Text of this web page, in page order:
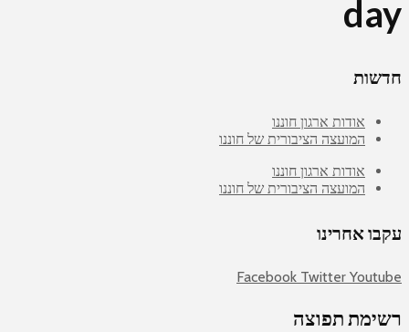
day
חדשות
אודות ארגון חוננו
המועצה הציבורית של חוננו
אודות ארגון חוננו
המועצה הציבורית של חוננו
עקבו אחרינו
Facebook Twitter Youtube
רשימת תפוצה